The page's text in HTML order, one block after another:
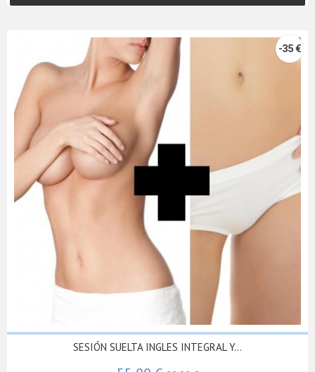
-35 €
SESIÓN SUELTA INGLES INTEGRAL Y...